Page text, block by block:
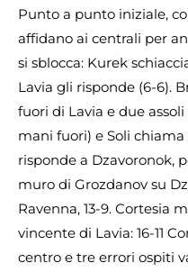
Punto a punto iniziale,
affidano ai centrali per
si sblocca: Kurek
Lavia gli risponde (6-6).
fuori di Lavia e due
mani fuori) e Soli
risponde a Dzavoronok,
muro di Grozdanov su
Ravenna, 13-9. Cortesia
vincente di Lavia: 16-11
centro e tre errori ospiti